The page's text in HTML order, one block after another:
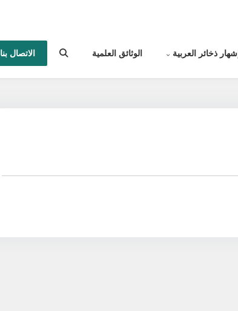
إشهار ذخائر العربية الوثائق العلمية الاتصال بنا